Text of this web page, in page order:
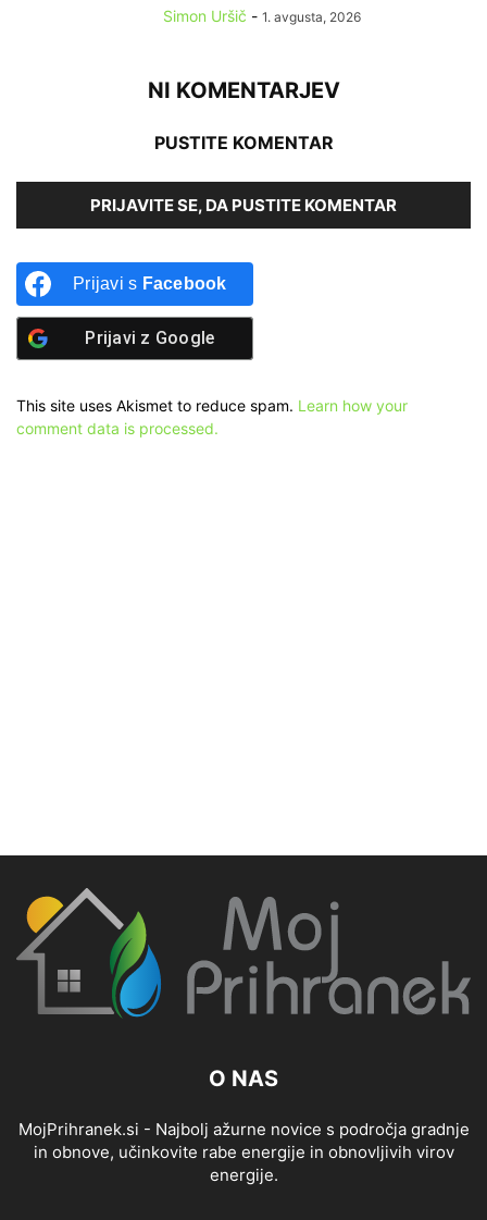
Simon Uršič - 1. avgusta, 2026
NI KOMENTARJEV
PUSTITE KOMENTAR
PRIJAVITE SE, DA PUSTITE KOMENTAR
Prijavi s Facebook
Prijavi z Google
This site uses Akismet to reduce spam. Learn how your
comment data is processed.
O NAS
MojPrihranek.si - Najbolj ažurne novice s področja gradnje
in obnove, učinkovite rabe energije in obnovljivih virov
energije.